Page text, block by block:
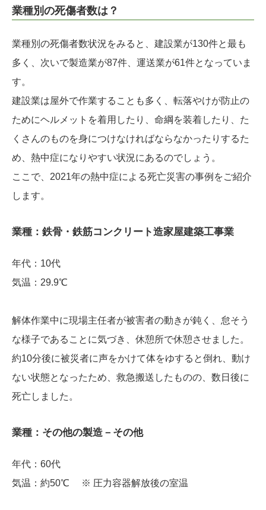
業種別の死傷者数は？
業種別の死傷者数状況をみると、建設業が130件と最も
多く、次いで製造業が87件、運送業が61件となっていま
す。
建設業は屋外で作業することも多く、転落やけが防止の
ためにヘルメットを着用したり、命綱を装着したり、た
くさんのものを身につけなければならなかったりするた
め、熱中症になりやすい状況にあるのでしょう。
ここで、2021年の熱中症による死亡災害の事例をご紹介
します。
業種：鉄骨・鉄筋コンクリート造家屋建築工事業
年代：10代
気温：29.9℃
解体作業中に現場主任者が被害者の動きが鈍く、怠そう
な様子であることに気づき、休憩所で休憩させました。
約10分後に被災者に声をかけて体をゆすると倒れ、動け
ない状態となったため、救急搬送したものの、数日後に
死亡しました。
業種：その他の製造－その他
年代：60代
気温：約50℃ ※ 圧力容器解放後の室温